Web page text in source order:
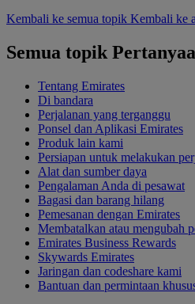
Kembali ke semua topik Kembali ke
Semua topik
Tentang Emirates
Di bandara
Perjalanan yang terganggu
Ponsel dan Aplikasi Emirates
Produk lain kami
Persiapan untuk melakukan
Alat dan sumber daya
Pengalaman Anda di pesawat
Bagasi dan barang hilang
Pemesanan dengan Emirates
Membatalkan atau mengubah
Emirates Business Rewards
Skywards Emirates
Jaringan dan codeshare kami
Bantuan dan permintaan